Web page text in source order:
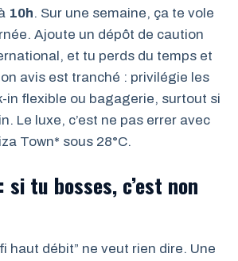
10h. Sur une semaine, ça te vole
Ajoute un dépôt de caution
et tu perds du temps et
avis est tranché : privilégie les
in flexible ou bagagerie, surtout si
Le luxe, c’est ne pas errer avec
Town* sous 28°C.
si tu bosses, c’est non
haut débit” ne veut rien dire. Une